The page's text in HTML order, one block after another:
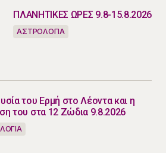
ΠΛΑΝΗΤΙΚΕΣ ΩΡΕΣ 9.8-15.8.2026
ΑΣΤΡΟΛΟΓΙΑ
του Ερμή στο Λέοντα και η
του στα 12 Ζώδια 9.8.2026